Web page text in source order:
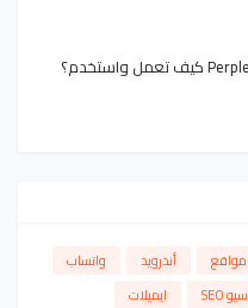
مواقع أندرويد
واتساب
سيو SEO
ايميلات